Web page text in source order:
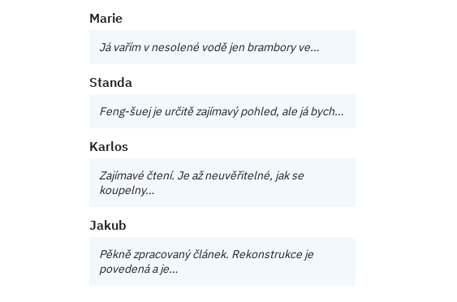
Marie
Já vařím v nesolené vodě jen brambory ve…
Standa
Feng-šuej je určitě zajímavý pohled, ale já bych…
Karlos
Zajímavé čtení. Je až neuvěřitelné, jak se
koupelny…
Jakub
Pěkně zpracovaný článek. Rekonstrukce je
povedená a je…